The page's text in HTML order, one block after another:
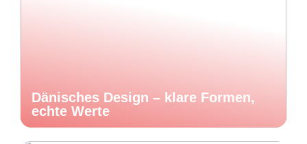
Dänisches Design – klare Formen,
echte Werte